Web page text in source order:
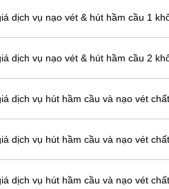
dịch vụ nạo vét & hút hầm cầu 1
dịch vụ nạo vét & hút hầm cầu 2
dịch vụ hút hầm cầu và nạo vét
dịch vụ hút hầm cầu và nạo vét
dịch vụ hút hầm cầu và nạo vét